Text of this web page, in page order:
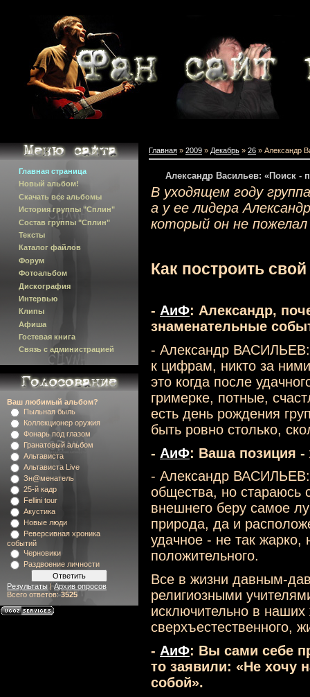
Главная страница
Новый альбом!
Скачать все альбомы
История группы "Сплин"
Состав группы "Сплин"
Тексты
Каталог файлов
Форум
Фотоальбом
Дискография
Интервью
Клипы
Афиша
Гостевая книга
Связь с администрацией
Ваш любимый альбом?
Пыльная быль
Коллекционер оружия
Фонарь под глазом
Гранатовый альбом
Альтависта
Альтависта Live
Зн@менатель
25-й кадр
Fellini tour
Акустика
Новые люди
Реверсивная хроника
событий
Черновики
Раздвоение личности
Результаты |Архив опросов
Всего ответов:3525
Главная » 2009 » Декабрь » 26 » Александр
Александр Васильев: «Поиск -
В уходящем году
а у ее лидера
который он не
Как построить
- АиФ: Александр,
знаменательные
- Александр ВАСИЛЬЕВ:
к цифрам, никто за
это когда после
гримерке, потные,
есть день рождения
быть ровно столько,
- АиФ: Ваша позиция -
- Александр ВАСИЛЬЕВ:
общества, но стараюсь
внешнего беру самое
природа, да и
удачное - не так
положительного.
Все в жизни давным-
религиозными
исключительно в
сверхъестественного,
- АиФ: Вы сами себе
то заявили: «Не хочу
собой».